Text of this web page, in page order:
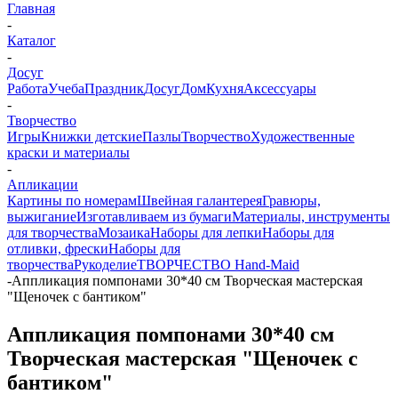
Главная
-
Каталог
-
Досуг
РаботаУчебаПраздникДосугДомКухняАксессуары
-
Творчество
ИгрыКнижки детскиеПазлыТворчествоХудожественные
краски и материалы
-
Апликации
Картины по номерамШвейная галантереяГравюры,
выжиганиеИзготавливаем из бумагиМатериалы, инструменты
для творчестваМозаикаНаборы для лепкиНаборы для
отливки, фрескиНаборы для
творчестваРукоделиеТВОРЧЕСТВО Hand-Maid
-Аппликация помпонами 30*40 см Творческая мастерская
"Щеночек с бантиком"
Аппликация помпонами 30*40 см
Творческая мастерская "Щеночек с
бантиком"